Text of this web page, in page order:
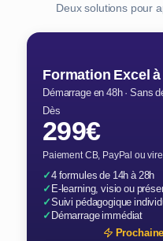
Deux solutions pour
Formation Excel
Démarrage en 48h · Sans
Dès
299€
Paiement CB, PayPal ou
✓4 formules de 14h à 28h
✓E-learning, visio ou
✓Suivi pédagogique
✓Démarrage immédiat